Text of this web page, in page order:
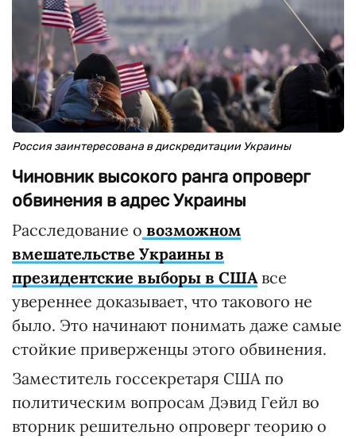
Россия заинтересована в дискредитации Украины
Чиновник высокого ранга опроверг
обвинения в адрес Украины
Расследование о возможном
вмешательстве Украины в
президентские выборы в СШАвсе
увереннее доказывает, что такового не
было. Это начинают понимать даже самые
стойкие приверженцы этого обвинения.
Заместитель госсекретаря США по
политическим вопросам Дэвид Гейл во
вторник решительно опроверг теорию о